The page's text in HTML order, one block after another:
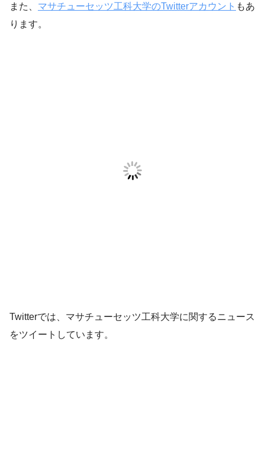
また、 マサチューセッツ工科大学のTwitterアカウント もあ
ります。
Twitterでは、マサチューセッツ工科大学に関するニュース
をツイートしています。